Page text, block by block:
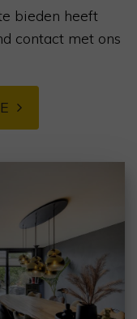
bieden heeft
contact met ons